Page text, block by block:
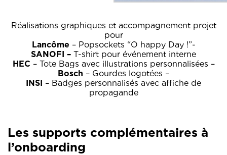
Réalisations graphiques et accompagnement projet
pour
Lancôme – Popsockets “O happy Day !”-
SANOFI – T-shirt pour événement interne
HEC – Tote Bags avec illustrations personnalisées –
Bosch – Gourdes logotées –
INSI – Badges personnalisés avec affiche de
propagande
Les supports complémentaires à
l’onboarding